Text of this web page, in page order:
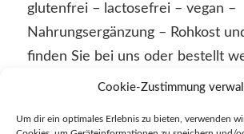
Cookie-Zustimmung
Um dir ein optimales Erlebnis zu bieten, verwenden
glutenfrei – lactosefrei – vegan –
Nahrungsergänzung – Rohkost
finden Sie bei uns oder bestellt
4. November 2022